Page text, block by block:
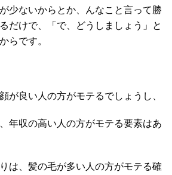
少ないからとか、んなこと言って勝
だけで、「で、どうしましょう」と
らです。
が良い人の方がモテるでしょうし、
年収の高い人の方がモテる要素はあ
は、髪の毛が多い人の方がモテる確